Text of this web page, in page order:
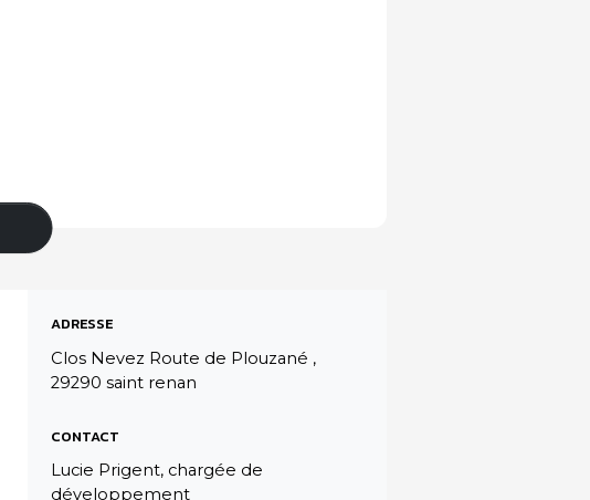
ADRESSE
Clos Nevez Route de Plouzané ,
29290 saint renan
CONTACT
Lucie Prigent, chargée de
développement